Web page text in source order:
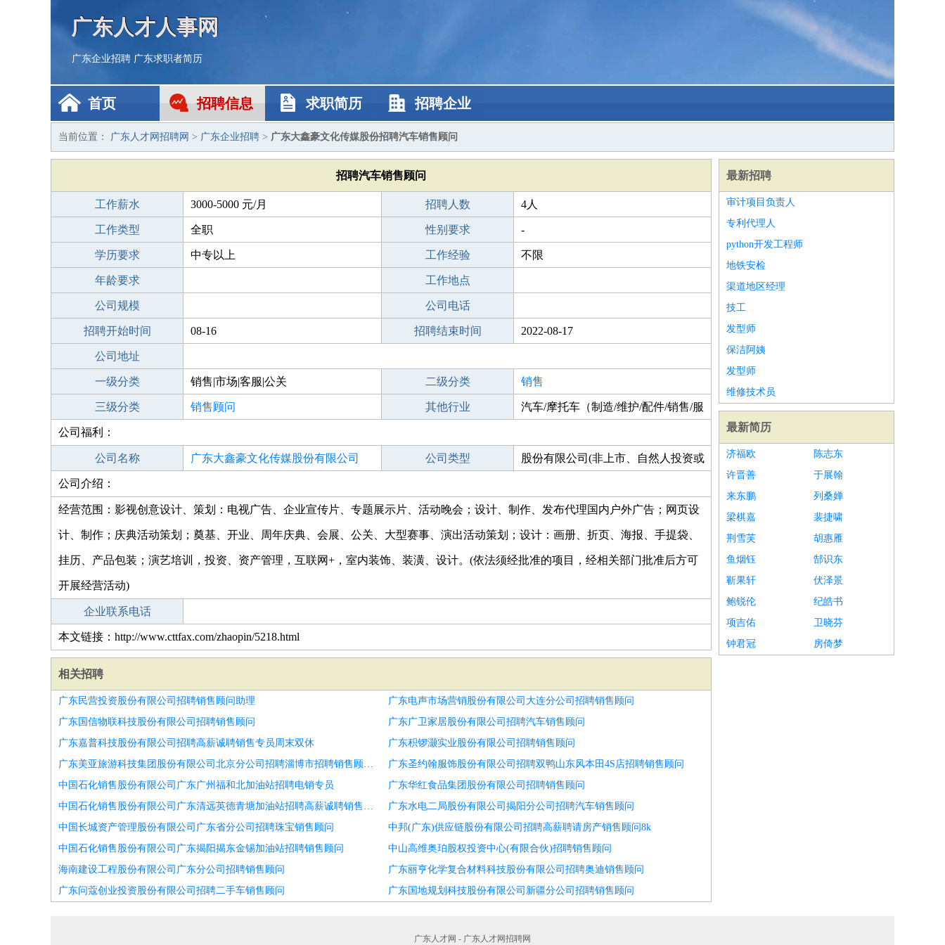
广东人才人事网
广东企业招聘 广东求职者简历
首页 招聘信息 求职简历 招聘企业
当前位置： 广东人才网招聘网 > 广东企业招聘 > 广东大鑫豪文化传媒股份招聘汽车销售顾问
招聘汽车销售顾问
工作薪水 3000-5000 元/月 招聘人数 4人
工作类型 全职 性别要求 -
学历要求 中专以上 工作经验 不限
年龄要求 工作地点
公司规模 公司电话
招聘开始时间 08-16 招聘结束时间 2022-08-17
公司地址
一级分类 销售|市场|客服|公关 二级分类 销售
三级分类 销售顾问 其他行业 汽车/摩托车（制造/维护/配件/销售/服
公司福利：
公司名称 广东大鑫豪文化传媒股份有限公司 公司类型 股份有限公司(非上市、自然人投资或
公司介绍：
经营范围：影视创意设计、策划：电视广告、企业宣传片、专题展示片、活动晚会；设计、制作、发布代理国内户外广告；网页设
计、制作；庆典活动策划；奠基、开业、周年庆典、会展、公关、大型赛事、演出活动策划；设计：画册、折页、海报、手提袋、
挂历、产品包装；演艺培训，投资、资产管理，互联网+，室内装饰、装潢、设计。(依法须经批准的项目，经相关部门批准后方可
开展经营活动)
企业联系电话
本文链接：http://www.cttfax.com/zhaopin/5218.html
相关招聘
广东民营投资股份有限公司招聘销售顾问助理
广东电声市场营销股份有限公司大连分公司招聘销售顾问
广东国信物联科技股份有限公司招聘销售顾问
广东广卫家居股份有限公司招聘汽车销售顾问
广东嘉普科技股份有限公司招聘高薪诚聘销售专员周末双休
广东积锣灏实业股份有限公司招聘销售顾问
广东美亚旅游科技集团股份有限公司北京分公司招聘淄博市招聘销售顾问6
广东圣约翰服饰股份有限公司招聘双鸭山东风本田4S店招聘销售顾问
中国石化销售股份有限公司广东广州福和北加油站招聘电销专员
广东华红食品集团股份有限公司招聘销售顾问
中国石化销售股份有限公司广东清远英德青塘加油站招聘高薪诚聘销售顾问
广东水电二局股份有限公司揭阳分公司招聘汽车销售顾问
中国长城资产管理股份有限公司广东省分公司招聘珠宝销售顾问
中邦(广东)供应链股份有限公司招聘高薪聘请房产销售顾问8k
中国石化销售股份有限公司广东揭阳揭东金锡加油站招聘销售顾问
中山高维奥珀股权投资中心(有限合伙)招聘销售顾问
海南建设工程股份有限公司广东分公司招聘销售顾问
广东丽亨化学复合材料科技股份有限公司招聘奥迪销售顾问
广东问蔻创业投资股份有限公司招聘二手车销售顾问
广东国地规划科技股份有限公司新疆分公司招聘销售顾问
最新招聘
审计项目负责人
专利代理人
python开发工程师
地铁安检
渠道地区经理
技工
发型师
保洁阿姨
发型师
维修技术员
最新简历
济福欧
陈志东
许晋善
于展翰
来东鹏
列桑婵
梁棋嘉
裴捷啸
荆雪芙
胡惠雁
鱼烟钰
郜识东
靳果轩
伏泽景
鲍锐伦
纪皓书
项吉佑
卫晓芬
钟君冠
房倚梦
广东人才网 - 广东人才网招聘网